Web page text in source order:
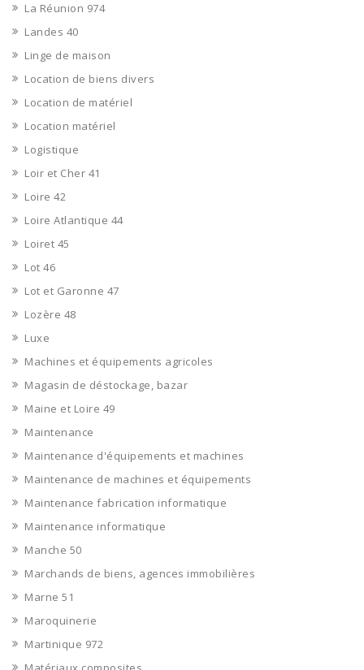
La Réunion 974
Landes 40
Linge de maison
Location de biens divers
Location de matériel
Location matériel
Logistique
Loir et Cher 41
Loire 42
Loire Atlantique 44
Loiret 45
Lot 46
Lot et Garonne 47
Lozère 48
Luxe
Machines et équipements agricoles
Magasin de déstockage, bazar
Maine et Loire 49
Maintenance
Maintenance d'équipements et machines
Maintenance de machines et équipements
Maintenance fabrication informatique
Maintenance informatique
Manche 50
Marchands de biens, agences immobilières
Marne 51
Maroquinerie
Martinique 972